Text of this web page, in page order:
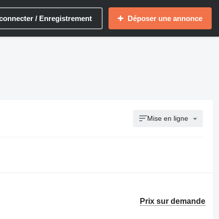
/ Enregistrement Déposer une annonce
Mise en ligne
Prix sur demande